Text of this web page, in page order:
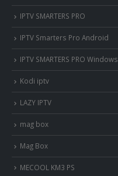
IPTV SMARTERS PRO
IPTV Smarters Pro Android
IPTV SMARTERS PRO Windows
Kodi iptv
LAZY IPTV
mag box
Mag Box
MECOOL KM3 PS